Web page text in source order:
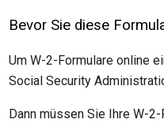
Bevor Sie diese
Um W-2-Formulare online
Social Security
Dann müssen Sie Ihre W-